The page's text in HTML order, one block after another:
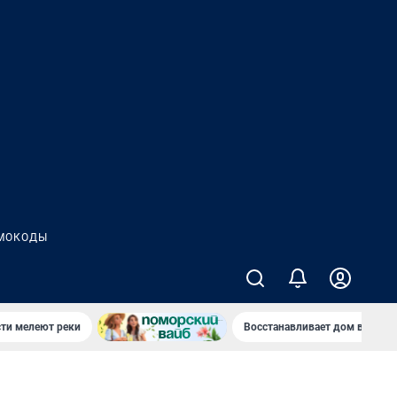
мелеют реки Восстанавливает дом в